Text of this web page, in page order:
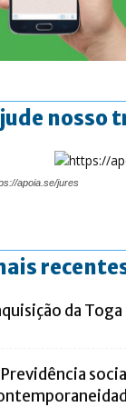
nosso
apoia.se/jures
da Toga